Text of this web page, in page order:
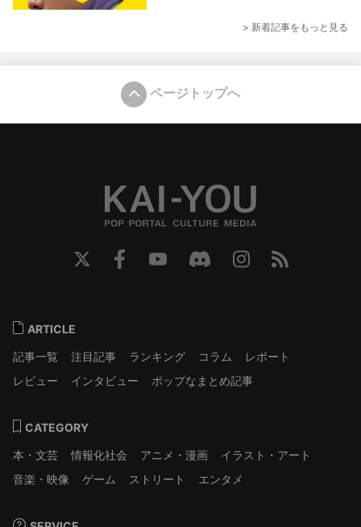
> 新着記事をもっと見る
ページトップへ
ARTICLE
記事一覧
注目記事 ランキング コラム
レポート
レビュー
インタビュー ポップなまとめ記事
CATEGORY
本・文芸
情報化社会 アニメ・漫画
イラスト・アート
音楽・映像
ゲーム ストリート エンタメ